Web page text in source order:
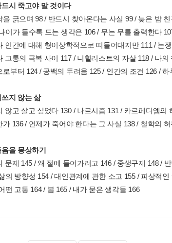
시 죽고야 말 것이다
을 긁으며 98 / 반드시 찾아온다는 사실 99 / 늦은 밤
이가 들수록 드는 생각은 106 / 무는 무를 출력한다
인간에 대해 형이상학적으로 떠들어대지만 111 / 논
고통의 극복 사이 117 / 니힐리스트의 자살 118 / 나
로부터 124 / 공백의 두려움 125 / 인간의 조건 126 /
지 않는 삶
않고 살고 싶었다 130 / 나르시즘 131 / 카르페디엠의
가 136 / 언제가 죽어야 한다는 그 사실 138 / 철학의
을 몽상하기
문제 145 / 왜 절에 들어가려고 146 / 중생구제 148 /
의 방향성 154 / 대인관계에 관한 소고 155 / 피상적
떤 고통 164 / 봄 165 / 내가 묻은 생각들 166